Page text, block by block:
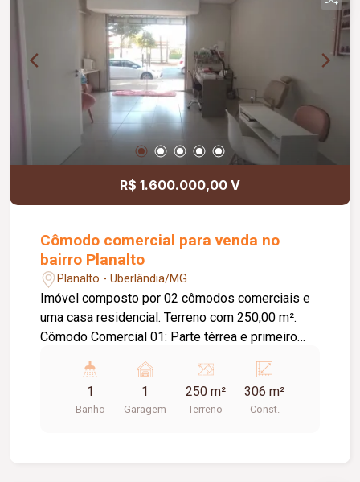
R$ 1.600.000,00 V
Cômodo comercial para venda no
bairro Planalto
Planalto - Uberlândia/MG
Imóvel composto por 02 cômodos comerciais e
uma casa residencial. Terreno com 250,00 m².
Cômodo Comercial 01: Parte térrea e primeiro
Aproximadamente 68,00 m² de construção;
Cômodo Comercial 02: Parte térrea e primeiro
piso; Porta de aço; Banheiro; Piso em cerâmica;
1
Banho
1
Garagem
250 m²
Terreno
306 m²
Const.